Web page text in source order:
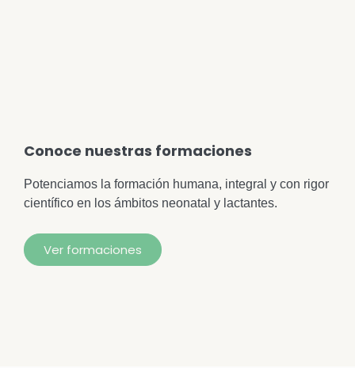
Conoce nuestras formaciones
Potenciamos la formación humana, integral y con rigor
científico en los ámbitos neonatal y lactantes.
Ver formaciones